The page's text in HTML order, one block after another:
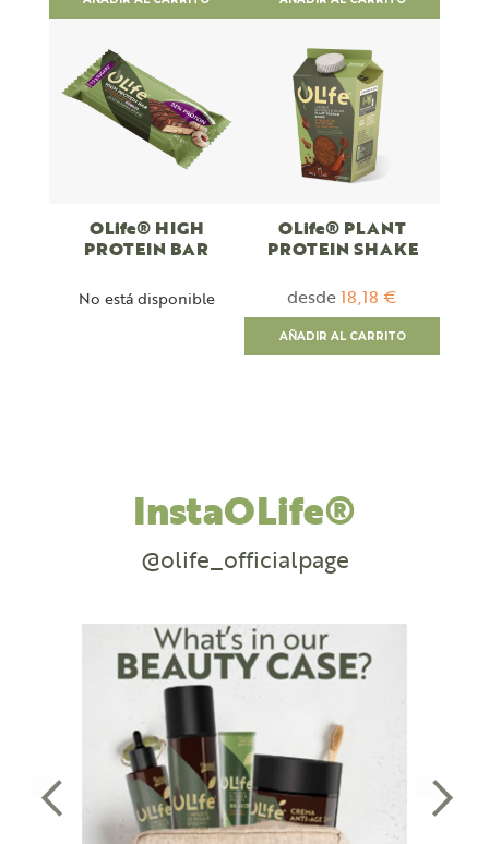
OLife® HIGH
PROTEIN BAR
No está disponible
OLife® PLANT
PROTEIN SHAKE
desde18,18 €
AÑADIR AL CARRITO
InstaOLife®
@olife_officialpage